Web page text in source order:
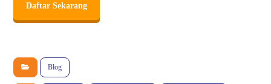
Daftar Sekarang
Blog